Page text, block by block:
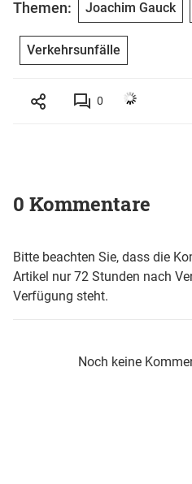
Themen: Joachim Gauck
Verkehrsunfälle
0
0 Kommentare
Bitte beachten Sie, dass die
Artikel nur 72 Stunden nach
Verfügung steht.
Noch keine